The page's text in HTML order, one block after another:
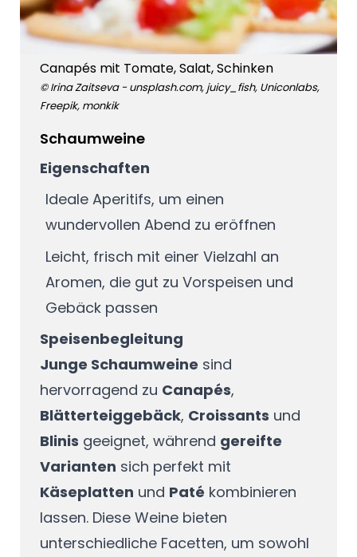
Schaumweine
Eigenschaften
Ideale Aperitifs, um einen
wundervollen Abend zu eröffnen
Leicht, frisch mit einer Vielzahl an
Aromen, die gut zu Vorspeisen und
Gebäck passen
Speisenbegleitung
Junge Schaumweine sind
hervorragend zu Canapés,
Blätterteiggebäck, Croissants und
Blinis geeignet, während gereifte
Varianten sich perfekt mit
Käseplatten und Paté kombinieren
lassen. Diese Weine bieten
unterschiedliche Facetten, um sowohl
Canapés mit Tomate, Salat, Schinken
© Irina Zaitseva - unsplash.com, juicy_fish, Uniconlabs,
Freepik, monkik